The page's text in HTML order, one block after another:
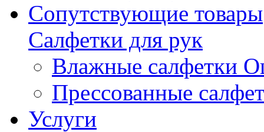
Сопутствующие товары
Салфетки для рук
Влажные салфетки
Прессованные
Услуги